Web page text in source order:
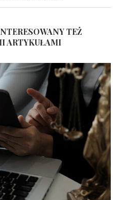
TEŻ
ARTYKUŁAMI